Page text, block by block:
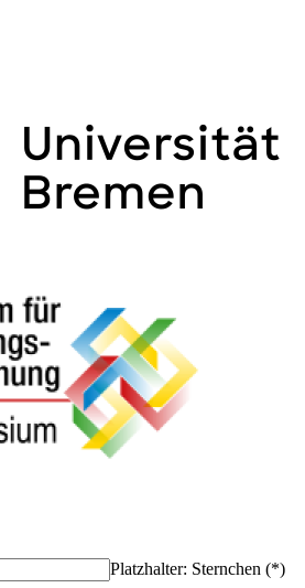
Platzhalter: Sternchen (*)